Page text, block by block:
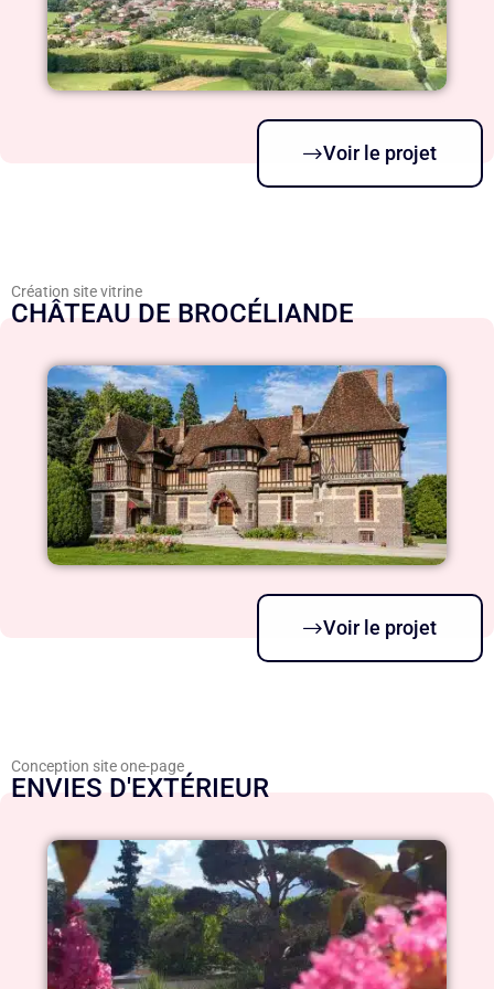
Voir le projet
Création site vitrine
CHÂTEAU DE BROCÉLIANDE
Voir le projet
Conception site one-page
ENVIES D'EXTÉRIEUR